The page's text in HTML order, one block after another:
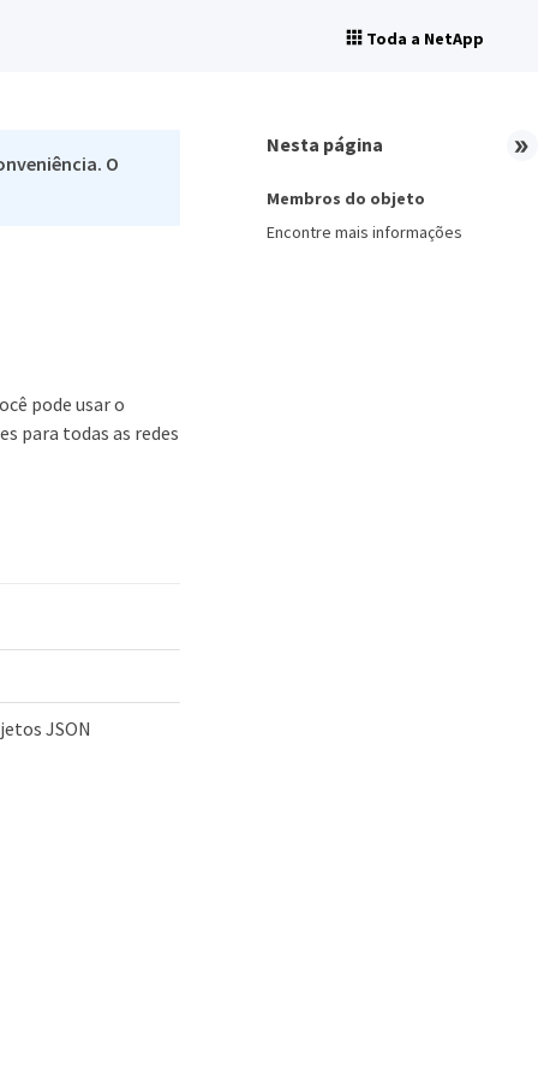
Toda a NetApp
O
pode usar o
para todas as redes
JSON
Nesta página
Membros do objeto
Encontre mais informações